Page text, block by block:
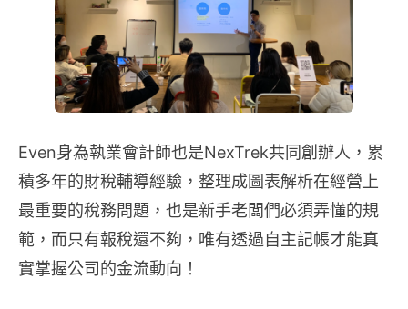
Even身為執業會計師也是NexTrek共同創辦人，累
積多年的財稅輔導經驗，整理成圖表解析在經營上
最重要的稅務問題，也是新手老闆們必須弄懂的規
範，而只有報稅還不夠，唯有透過自主記帳才能真
實掌握公司的金流動向！